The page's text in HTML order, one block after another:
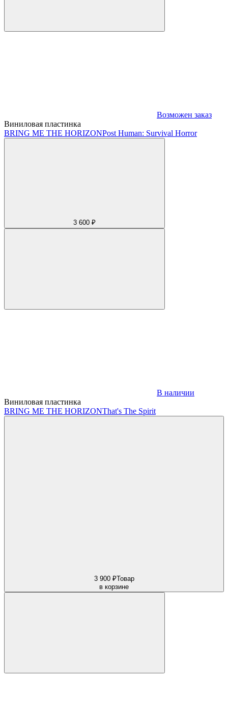
Возможен заказ
Виниловая пластинка
BRING ME THE HORIZONPost Human: Survival Horror
3 600 ₽
В наличии
Виниловая пластинка
BRING ME THE HORIZONThat's The Spirit
3 900 ₽Товар
в корзине